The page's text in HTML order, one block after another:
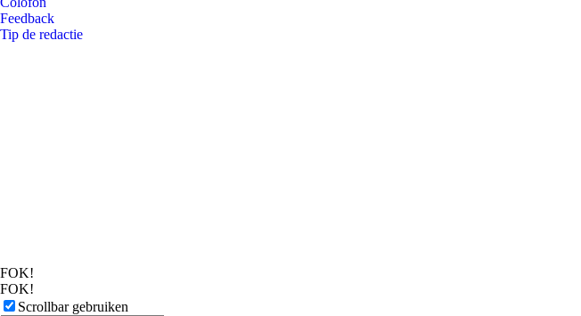
Feedback
Tip de redactie
FOK!
FOK!
Scrollbar gebruiken